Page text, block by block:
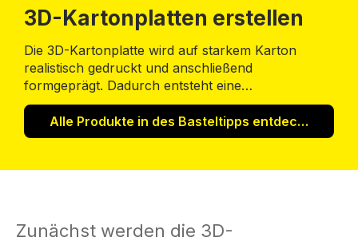
3D-Kartonplatten erstellen
Die 3D-Kartonplatte wird auf starkem Karton
realistisch gedruckt und anschließend
formgeprägt. Dadurch entsteht eine
wunderschöne Oberfläche und ist vom Original
kaum zu unterscheiden.
Alle Produkte in des Basteltipps entdecken!
Zunächst werden die 3D-